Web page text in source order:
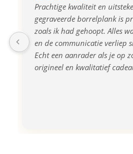
Prachtige kwaliteit en
gegraveerde borrelplank is
zoals ik had gehoopt. Alles
en de communicatie verliep
Echt een aanrader als je op
origineel en kwalitatief